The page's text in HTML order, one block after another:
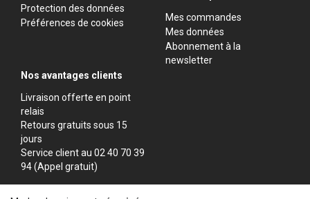
Protection des données
Préférences de cookies
Mes commandes
Mes données
Abonnement à la
newsletter
Nos avantages clients
Livraison offerte en point
relais
Retours gratuits sous 15
jours
Service client au 02 40 70 39
94 (Appel gratuit)